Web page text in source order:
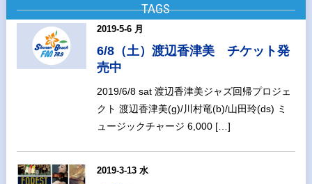
TAGS
2019-5-6 月
6/8（土）渡辺香津美 チケット発
売中
2019/6/8 sat 渡辺香津美ジャズ回帰プロジェ
クト 渡辺香津美(g)/川村竜(b)/山田玲(ds) ミ
ュージックチャージ 6,000 […]
2019-3-13 水